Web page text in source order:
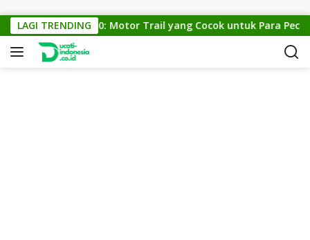
LAGI TRENDING
KTM Cross 150: Motor Trail yang Cocok untuk Para Pecinta